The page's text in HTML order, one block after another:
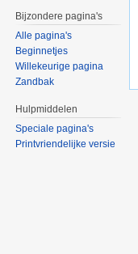
Bijzondere pagina's
Alle pagina's
Beginnetjes
Willekeurige pagina
Zandbak
Hulpmiddelen
Speciale pagina's
Printvriendelijke versie